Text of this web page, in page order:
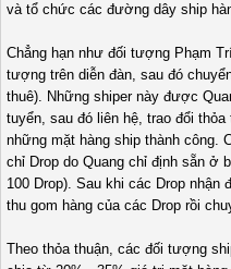
và tổ chức các đường dây ship
Chẳng hạn như đối tượng Phạm
tượng trên diễn đàn, sau đó
thuê). Những shiper này được
tuyển, sau đó liên hệ, trao đổi
những mặt hàng ship thành công.
chỉ Drop do Quang chỉ định sẵn ở
100 Drop). Sau khi các Drop
thu gom hàng của các Drop rồi
Theo thỏa thuận, các đối tượng